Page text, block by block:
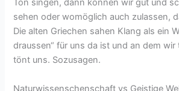
Ton singen, dann können wir gut und
sehen oder womöglich auch zulassen,
Die alten Griechen sahen Klang als ein
draussen“ für uns da ist und an dem wir
tönt uns. Sozusagen.
Naturwissenschenschaft vs Geistige